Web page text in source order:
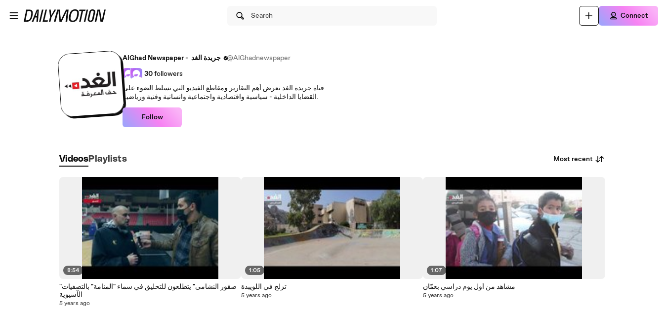
Search Connect
AlGhad Newspaper - جريدة الغد
@AlGhadnewspaper
30followers
قناة جريدة الغد تعرض أهم التقارير ومقاطع الفيديو التي تسلط الضوء على
القضايا الداخلية - سياسية واقتصادية واجتماعية وانسانية وفنية ورياضية.
Follow
Videos Playlists Most recent
8:54
"صقور النشامى" يتطلعون للتحليق في سماء "المنامة" بالتصفيات
الآسيوية
5 years ago
1:05
تزلج في اللويبدة
5 years ago
1:07
مشاهد من أول يوم دراسي بعمّان
5 years ago